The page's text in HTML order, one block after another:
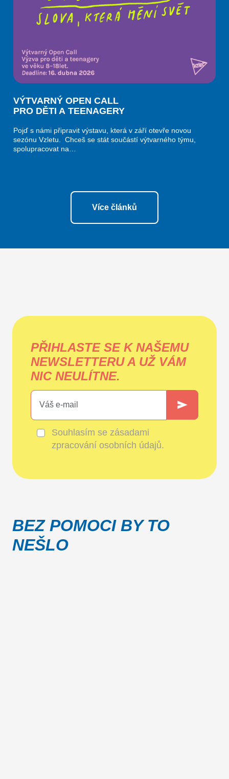
VÝTVARNÝ OPEN CALL
PRO DĚTI A TEENAGERY
Pojď s námi připravit výstavu, která v září otevře novou
sezónu Vzletu. Chceš se stát součástí výtvarného týmu,
spolupracovat na…
Více článků
PŘIHLASTE SE K NAŠEMU
NEWSLETTERU A UŽ VÁM
NIC NEULÍTNE.
Souhlasím se zásadami
zpracování osobních údajů.
BEZ POMOCI BY TO
NEŠLO